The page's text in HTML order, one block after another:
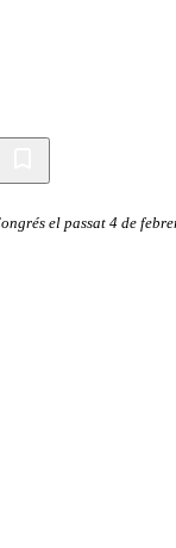
el passat 4 de